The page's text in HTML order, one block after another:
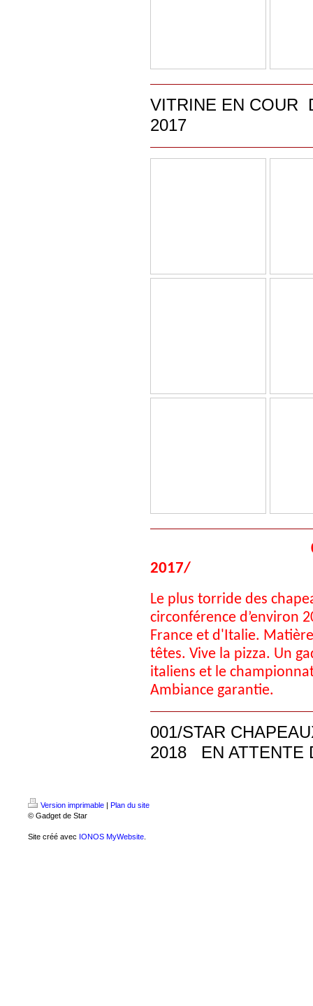
VITRINE EN COUR
2017
2017/
Le plus torride des
circonférence d’environ
France et d'Italie.
têtes. Vive la pizza. Un
italiens et le
Ambiance garantie.
001/STAR
2018 EN ATTENTE
Version imprimable | Plan du site
© Gadget de Star
Site créé avec IONOS MyWebsite